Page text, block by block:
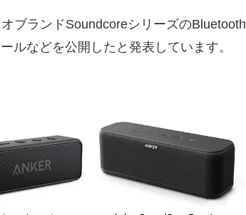
ブランドSoundcoreシリーズのBluetooth
ルなどを公開したと発表しています。